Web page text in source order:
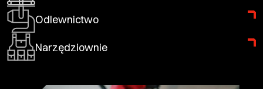
Odlewnictwo
Narzędziownie